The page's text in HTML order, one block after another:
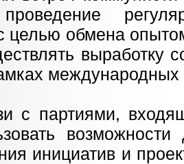
целью обмена
выработку
международных
с партиями,
возможности
инициатив и